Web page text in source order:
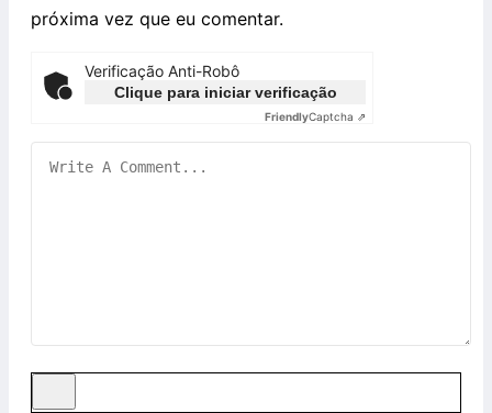
próxima vez que eu comentar.
Verificação Anti-Robô
Clique para iniciar verificação
FriendlyCaptcha ⇗